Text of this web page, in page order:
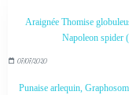
Araignée Thomise
Napoleon spider
07/07/2020
Punaise arlequin,